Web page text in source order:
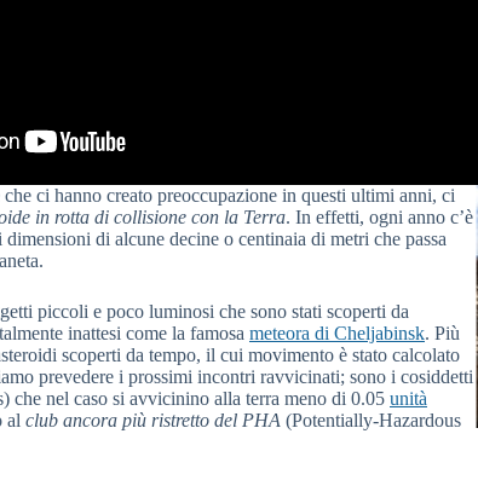
ci hanno creato preoccupazione in questi ultimi anni, ci
in rotta di collisione con la Terra. In effetti, ogni anno c’è
dimensioni di alcune decine o centinaia di metri che passa
piccoli e poco luminosi che sono stati scoperti da
inattesi come la famosa meteora di Cheljabinsk. Più
scoperti da tempo, il cui movimento è stato calcolato
prevedere i prossimi incontri ravvicinati; sono i cosiddetti
che nel caso si avvicinino alla terra meno di 0.05 unità
al club ancora più ristretto del PHA (Potentially-Hazardous